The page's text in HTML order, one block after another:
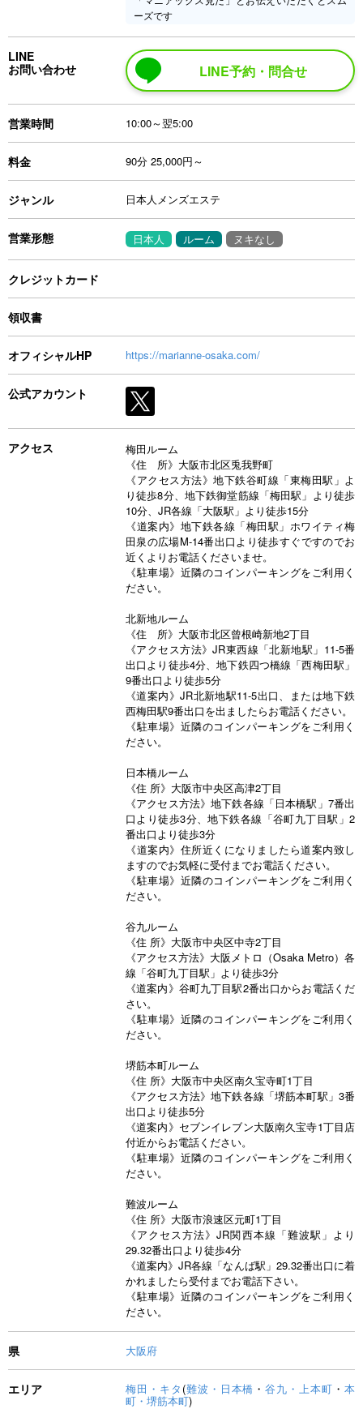
ーズです
LINE
お問い合わせ
LINE予約・問合せ
営業時間 10:00～翌5:00
料金 90分 25,000円～
ジャンル 日本人メンズエステ
営業形態 日本人 ルーム ヌキなし
クレジットカード
領収書
オフィシャルHP https://marianne-osaka.com/
公式アカウント
アクセス
梅田ルーム
《住 所》大阪市北区兎我野町
《アクセス方法》地下鉄谷町線「東梅田駅」よ
り徒歩8分、地下鉄御堂筋線「梅田駅」より徒歩
10分、JR各線「大阪駅」より徒歩15分
《道案内》地下鉄各線「梅田駅」ホワイティ梅
田泉の広場M-14番出口より徒歩すぐですのでお
近くよりお電話くださいませ。
《駐車場》近隣のコインパーキングをご利用く
ださい。
北新地ルーム
《住 所》大阪市北区曾根崎新地2丁目
《アクセス方法》JR東西線「北新地駅」11-5番
出口より徒歩4分、地下鉄四つ橋線「西梅田駅」
9番出口より徒歩5分
《道案内》JR北新地駅11-5出口、または地下鉄
西梅田駅9番出口を出ましたらお電話ください。
《駐車場》近隣のコインパーキングをご利用く
ださい。
日本橋ルーム
《住 所》大阪市中央区高津2丁目
《アクセス方法》地下鉄各線「日本橋駅」7番出
口より徒歩3分、地下鉄各線「谷町九丁目駅」2
番出口より徒歩3分
《道案内》住所近くになりましたら道案内致し
ますのでお気軽に受付までお電話ください。
《駐車場》近隣のコインパーキングをご利用く
ださい。
谷九ルーム
《住 所》大阪市中央区中寺2丁目
《アクセス方法》大阪メトロ（Osaka Metro）各
線「谷町九丁目駅」より徒歩3分
《道案内》谷町九丁目駅2番出口からお電話くだ
さい。
《駐車場》近隣のコインパーキングをご利用く
ださい。
堺筋本町ルーム
《住 所》大阪市中央区南久宝寺町1丁目
《アクセス方法》地下鉄各線「堺筋本町駅」3番
出口より徒歩5分
《道案内》セブンイレブン大阪南久宝寺1丁目店
付近からお電話ください。
《駐車場》近隣のコインパーキングをご利用く
ださい。
難波ルーム
《住 所》大阪市浪速区元町1丁目
《アクセス方法》JR関西本線「難波駅」より
29.32番出口より徒歩4分
《道案内》JR各線「なんば駅」29.32番出口に着
かれましたら受付までお電話下さい。
《駐車場》近隣のコインパーキングをご利用く
ださい。
県 大阪府
エリア 梅田・キタ (難波・日本橋 ・谷九・上本町 ・本
町・堺筋本町)